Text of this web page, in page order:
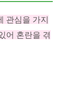
관심을 가지
어 혼란을 겪